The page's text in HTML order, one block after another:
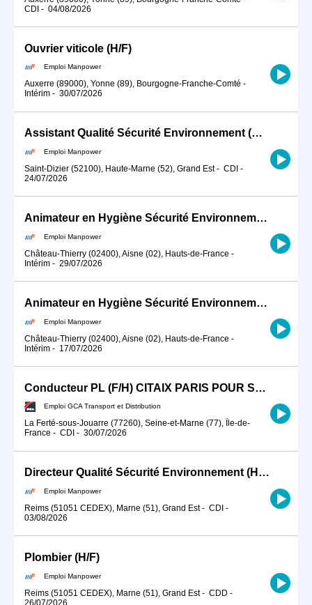
CDI - 04/08/2026
Ouvrier viticole (H/F)
Emploi Manpower
Auxerre (89000), Yonne (89), Bourgogne-Franche-Comté -
Intérim - 30/07/2026
Assistant Qualité Sécurité Environnement (QSE) (H/F)
Emploi Manpower
Saint-Dizier (52100), Haute-Marne (52), Grand Est- CDI -
24/07/2026
Animateur en Hygiène Sécurité Environnement (H/F)
Emploi Manpower
Château-Thierry (02400), Aisne (02), Hauts-de-France -
Intérim - 29/07/2026
Animateur en Hygiène Sécurité Environnement (H/F)
Emploi Manpower
Château-Thierry (02400), Aisne (02), Hauts-de-France -
Intérim - 17/07/2026
Conducteur PL (F/H) CITAIX PARIS POUR SEPTEMBRE 2026
Emploi GCA Transport et Distribution
La Ferté-sous-Jouarre (77260), Seine-et-Marne (77), Île-de-
France - CDI - 30/07/2026
Directeur Qualité Sécurité Environnement (H/F)
Emploi Manpower
Reims (51051 CEDEX), Marne (51), Grand Est- CDI -
03/08/2026
Plombier (H/F)
Emploi Manpower
Reims (51051 CEDEX), Marne (51), Grand Est- CDD -
26/07/2026